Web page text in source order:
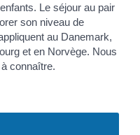
Le séjour au pair
son niveau de
au Danemark,
et en Norvège. Nous
connaître.